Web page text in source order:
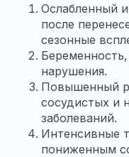
Ослабленный
после
сезонные
нарушения.
Повышенный
сосудистых и
заболеваний.
Интенсивные
пониженным